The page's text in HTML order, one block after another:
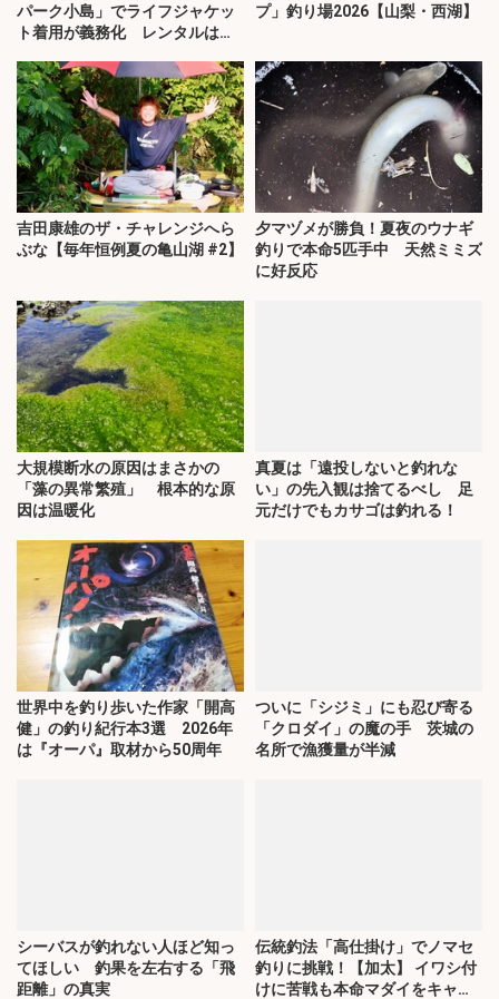
パーク小島」でライフジャケッ
ト着用が義務化 レンタルはオ
プ」釣り場2026【山梨・西湖】
吉田康雄のザ・チャレンジへら
ぶな【毎年恒例夏の亀山湖 #2】
夕マヅメが勝負！夏夜のウナギ
釣りで本命5匹手中 天然ミミズ
に好反応
大規模断水の原因はまさかの
「藻の異常繁殖」 根本的な原
因は温暖化
真夏は「遠投しないと釣れな
い」の先入観は捨てるべし 足
元だけでもカサゴは釣れる！
世界中を釣り歩いた作家「開高
健」の釣り紀行本3選 2026年
は『オーパ』取材から50周年
ついに「シジミ」にも忍び寄る
「クロダイ」の魔の手 茨城の
名所で漁獲量が半減
シーバスが釣れない人ほど知っ
てほしい 釣果を左右する「飛
距離」の真実
伝統釣法「高仕掛け」でノマセ
釣りに挑戦！【加太】 イワシ付
けに苦戦も本命マダイをキャッ